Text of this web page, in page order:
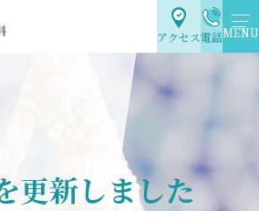
アクセス電話MENU
更新しました